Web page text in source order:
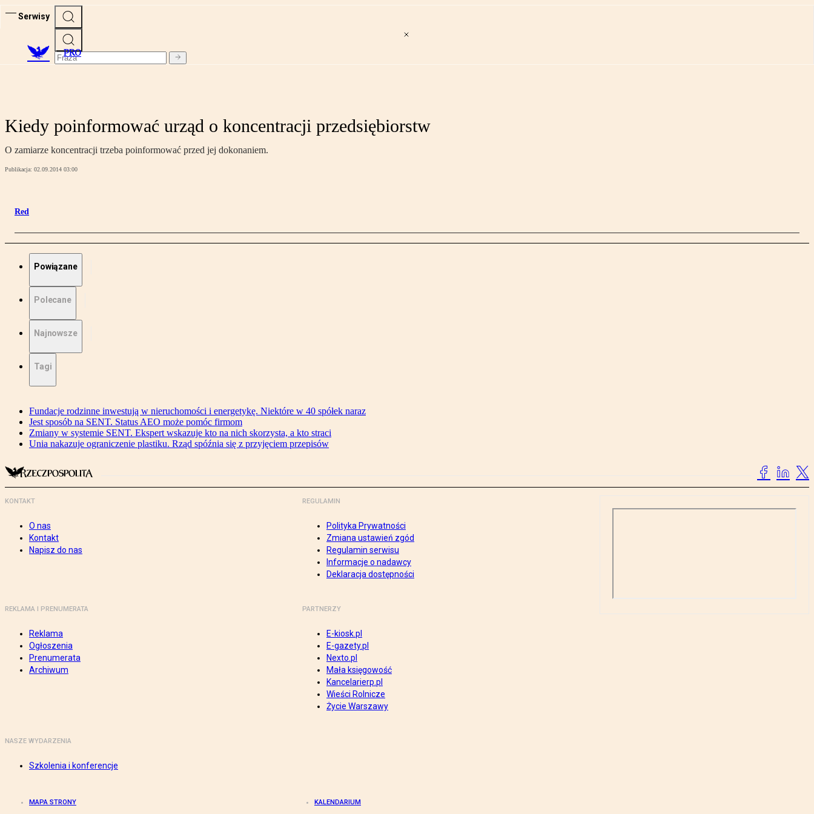
Serwisy
PRO
Kiedy poinformować urząd o koncentracji przedsiębiorstw
O zamiarze koncentracji trzeba poinformować przed jej dokonaniem.
Publikacja: 02.09.2014 03:00
Red
Powiązane
Polecane
Najnowsze
Tagi
Fundacje rodzinne inwestują w nieruchomości i energetykę. Niektóre w 40 spółek naraz
Jest sposób na SENT. Status AEO może pomóc firmom
Zmiany w systemie SENT. Ekspert wskazuje kto na nich skorzysta, a kto straci
Unia nakazuje ograniczenie plastiku. Rząd spóźnia się z przyjęciem przepisów
KONTAKT
O nas
Kontakt
Napisz do nas
REGULAMIN
Polityka Prywatności
Zmiana ustawień zgód
Regulamin serwisu
Informacje o nadawcy
Deklaracja dostępności
REKLAMA I PRENUMERATA
Reklama
Ogłoszenia
Prenumerata
Archiwum
PARTNERZY
E-kiosk.pl
E-gazety.pl
Nexto.pl
Mała księgowość
Kancelarierp.pl
Wieści Rolnicze
Życie Warszawy
NASZE WYDARZENIA
Szkolenia i konferencje
MAPA STRONY KALENDARIUM